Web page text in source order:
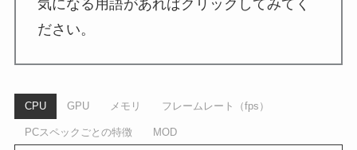
気になる用語があればクリックしてみてく
ださい。
CPU GPU メモリ フレームレート（fps）
PCスペックごとの特徴 MOD